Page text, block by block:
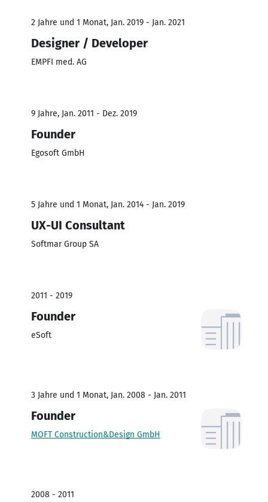
2 Jahre und 1 Monat, Jan. 2019 - Jan. 2021
Designer / Developer
EMPFI med. AG
9 Jahre, Jan. 2011 - Dez. 2019
Founder
Egosoft GmbH
5 Jahre und 1 Monat, Jan. 2014 - Jan. 2019
UX-UI Consultant
Softmar Group SA
2011 - 2019
Founder
eSoft
3 Jahre und 1 Monat, Jan. 2008 - Jan. 2011
Founder
MOFT Construction&Design GmbH
2008 - 2011